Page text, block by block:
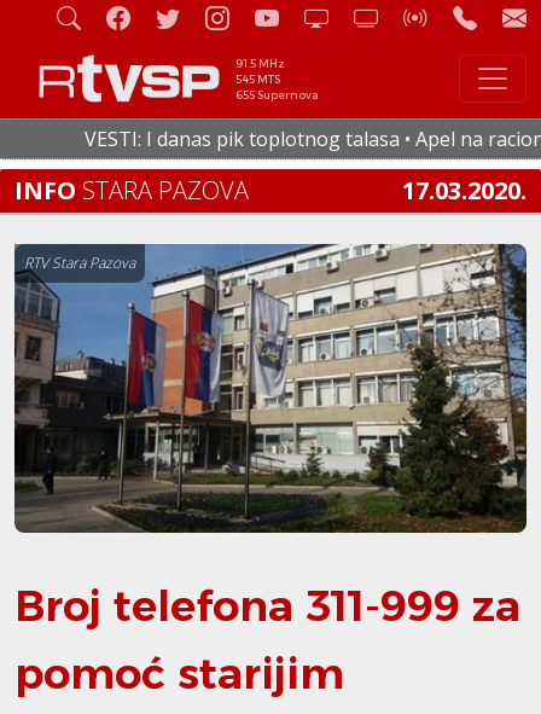
91.5 MHz
545 MTS
655 Supernova
VESTI: I danas pik toplotnog talasa • Apel na
INFO STARA PAZOVA 17.03.2020.
RTV Stara Pazova
Broj telefona 311-999 za
pomoć starijim